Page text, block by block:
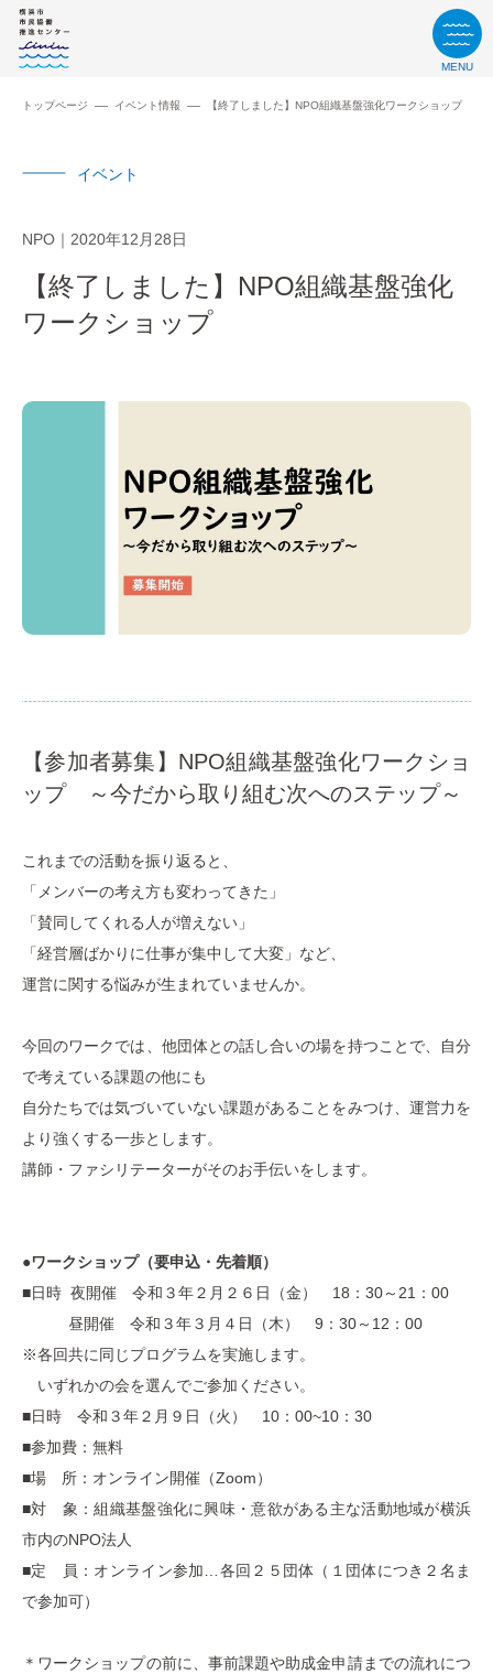
MENU
トップページ イベント情報 【終了しました】NPO組織基盤強化ワークショップ
イベント
NPO 2020年12月28日
【終了しました】NPO組織基盤強化
ワークショップ
【参加者募集】NPO組織基盤強化ワークショ
ップ ～今だから取り組む次へのステップ～
これまでの活動を振り返ると、
「メンバーの考え方も変わってきた」
「賛同してくれる人が増えない」
「経営層ばかりに仕事が集中して大変」など、
運営に関する悩みが生まれていませんか。
今回のワークでは、他団体との話し合いの場を持つことで、自分
で考えている課題の他にも
自分たちでは気づいていない課題があることをみつけ、運営力を
より強くする一歩とします。
講師・ファシリテーターがそのお手伝いをします。
●ワークショップ（要申込・先着順）
■日時 夜開催 令和３年２月２６日（金） 18：30～21：00
昼開催 令和３年３月４日（木） 9：30～12：00
※各回共に同じプログラムを実施します。
いずれかの会を選んでご参加ください。
■日時 令和３年２月９日（火） 10：00~10：30
■参加費：無料
■場 所：オンライン開催（Zoom）
■対 象：組織基盤強化に興味・意欲がある主な活動地域が横浜
市内のNPO法人
■定 員： オンライン参加…各回２５団体（１団体につき２名ま
で参加可）
＊ワークショップの前に、事前課題や助成金申請までの流れにつ